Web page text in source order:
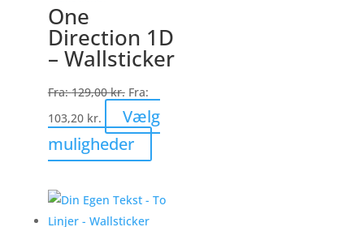
kan
vælges
varesiden
One
Direction 1D
– Wallsticker
Fra:129,00kr. Fra:
103,20 kr.
Vælg
muligheder
vare
flere